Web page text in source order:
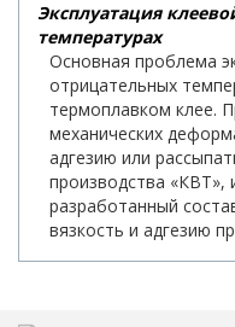
Эксплуатация
температурах
Основная проблема
отрицательных
термоплавком клее.
механических
адгезию или
производства «КВТ»,
разработанный
вязкость и адгезию